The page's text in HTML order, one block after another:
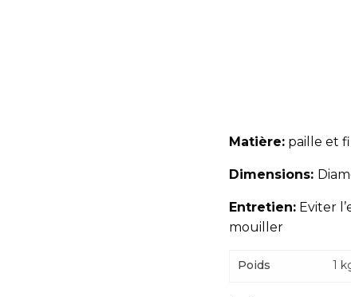
Matière: paille et
Dimensions:
Entretien: Eviter
mouiller
Poids 1